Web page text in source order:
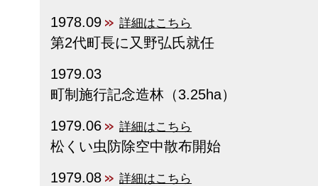
1978.09
詳細はこちら
第2代町長に又野弘氏就任
1979.03
町制施行記念造林（3.25ha）
1979.06
詳細はこちら
松くい虫防除空中散布開始
1979.08
詳細はこちら